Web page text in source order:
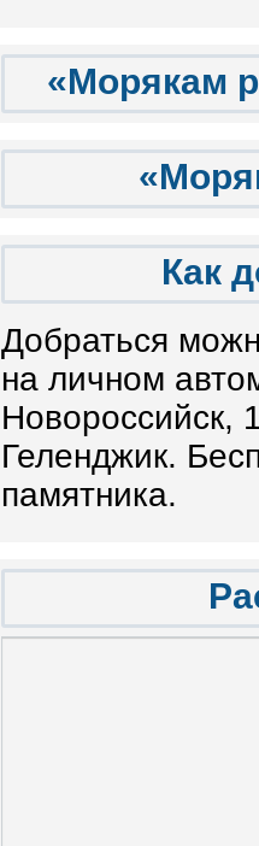
«Морякам
Как
Добраться
на личном
Новороссийск,
Геленджик.
памятника.